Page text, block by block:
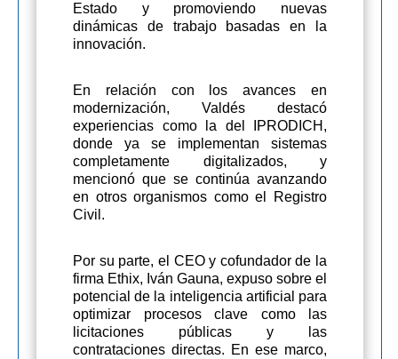
Estado y promoviendo nuevas
dinámicas de trabajo basadas en la
innovación.
En relación con los avances en
modernización, Valdés destacó
experiencias como la del IPRODICH,
donde ya se implementan sistemas
completamente digitalizados, y
mencionó que se continúa avanzando
en otros organismos como el Registro
Civil.
Por su parte, el CEO y cofundador de la
firma Ethix, Iván Gauna, expuso sobre el
potencial de la inteligencia artificial para
optimizar procesos clave como las
licitaciones públicas y las
contrataciones directas. En ese marco,